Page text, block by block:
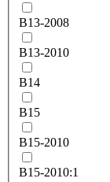
B13-2008
B13-2010
B14
B15
B15-2010
B15-2010:1